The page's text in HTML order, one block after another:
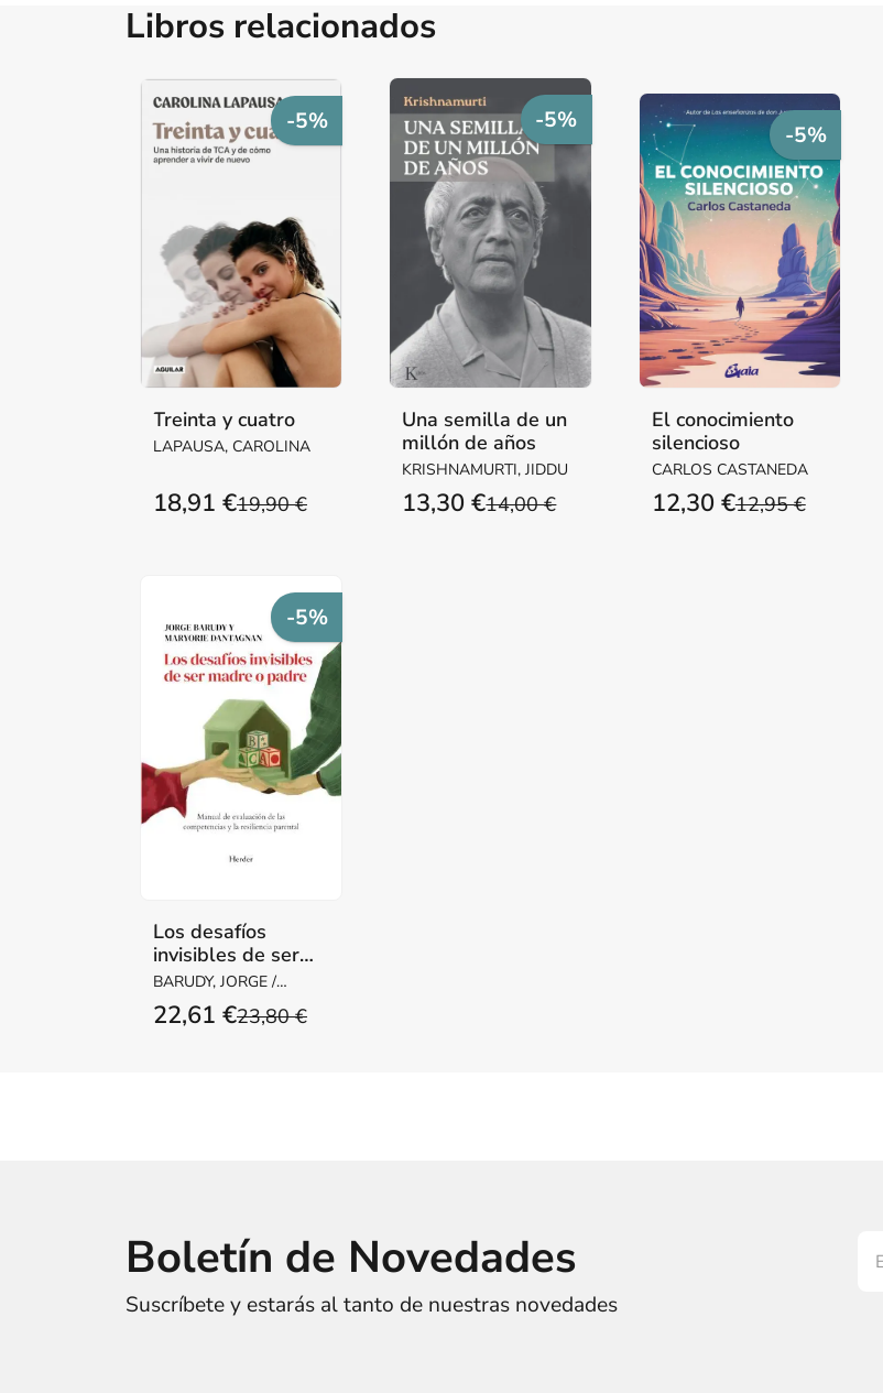
Libros relacionados
-5%
Treinta y cuatro
LAPAUSA, CAROLINA
19,90 €
18,91 €
-5%
Una semilla de un
millón de años
KRISHNAMURTI, JIDDU
14,00 €
13,30 €
-5%
El conocimiento
silencioso
CARLOS CASTANEDA
12,95 €
12,30 €
-5%
Los desafíos
invisibles de ser
madre o padre
BARUDY, JORGE /
DANTAGNAN,
MARYORIE 23,80 €
22,61 €
Boletín de Novedades
Suscríbete y estarás al tanto de nuestras novedades